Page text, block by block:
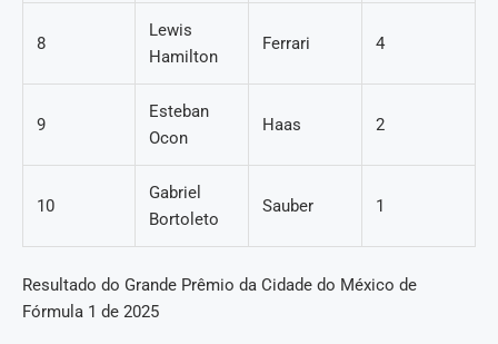
8
Lewis
Hamilton
Ferrari 4
9
Esteban
Ocon
Haas 2
10
Gabriel
Bortoleto
Sauber 1
Resultado do Grande Prêmio da Cidade do México de
Fórmula 1 de 2025